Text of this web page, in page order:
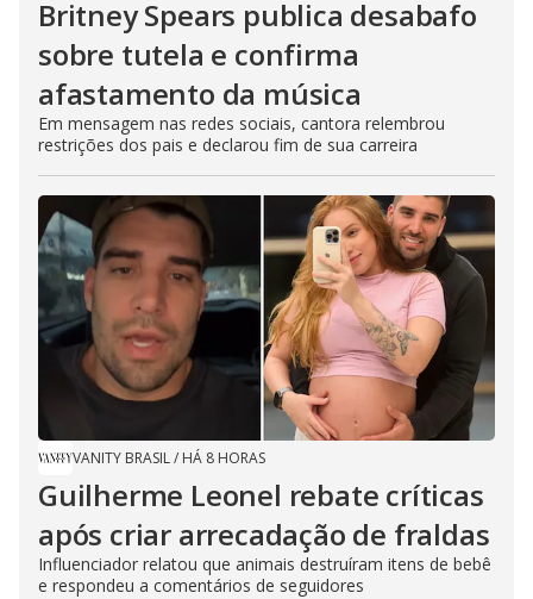
Britney Spears publica desabafo
sobre tutela e confirma
afastamento da música
Em mensagem nas redes sociais, cantora relembrou
restrições dos pais e declarou fim de sua carreira
VANITY BRASIL/ HÁ 8 HORAS
Guilherme Leonel rebate críticas
após criar arrecadação de fraldas
Influenciador relatou que animais destruíram itens de bebê
e respondeu a comentários de seguidores